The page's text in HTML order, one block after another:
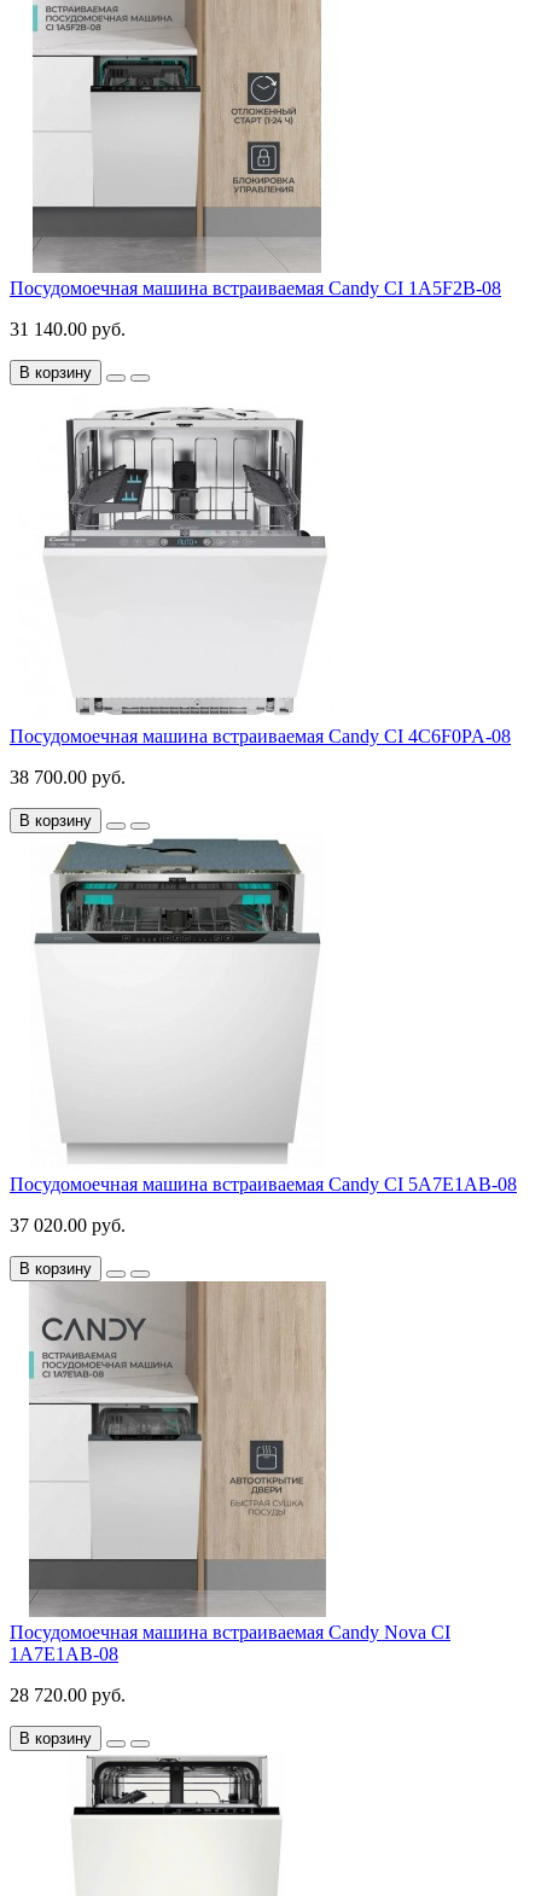
Посудомоечная машина встраиваемая Candy CI 1A5F2B-08
31 140.00 руб.
В корзину
Посудомоечная машина встраиваемая Candy CI 4C6F0PA-08
38 700.00 руб.
В корзину
Посудомоечная машина встраиваемая Candy CI 5A7E1AB-08
37 020.00 руб.
В корзину
Посудомоечная машина встраиваемая Candy Nova CI
1A7E1AB-08
28 720.00 руб.
В корзину